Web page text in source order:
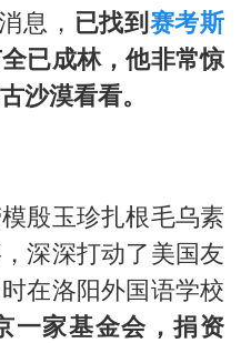
足1分钟轰2球
五箭齐发”反制美国
东北都在等7号
80后女柜员逆袭成4200亿银行副行长
开新局 实干挑大梁
息， 已找到赛考斯
已成林，他非常惊
沙漠看看。
殷玉珍扎根毛乌素
深深打动了美国友
在洛阳外国语学校
一家基金会，捐资